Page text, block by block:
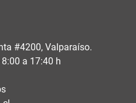
#4200, Valparaíso.
a 17:40 h